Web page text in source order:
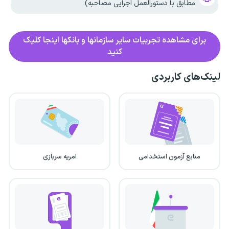
مطابق با دستورالعمل اجرایی مصاحبه)
برای مشاهده تجربیات سایر سازمانها و بانکها اینجا کلیک
کنید
لینک‌های کاربردی
منابع آزمون استخدامی امریه سربازی